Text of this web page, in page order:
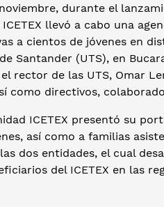
durante el
llevó a cabo una
a cientos de jóvenes en
Santander (UTS), en
el rector de las UTS, Omar
como directivos,
ICETEX presentó su
así como a familias
dos entidades, el cual
del ICETEX en las